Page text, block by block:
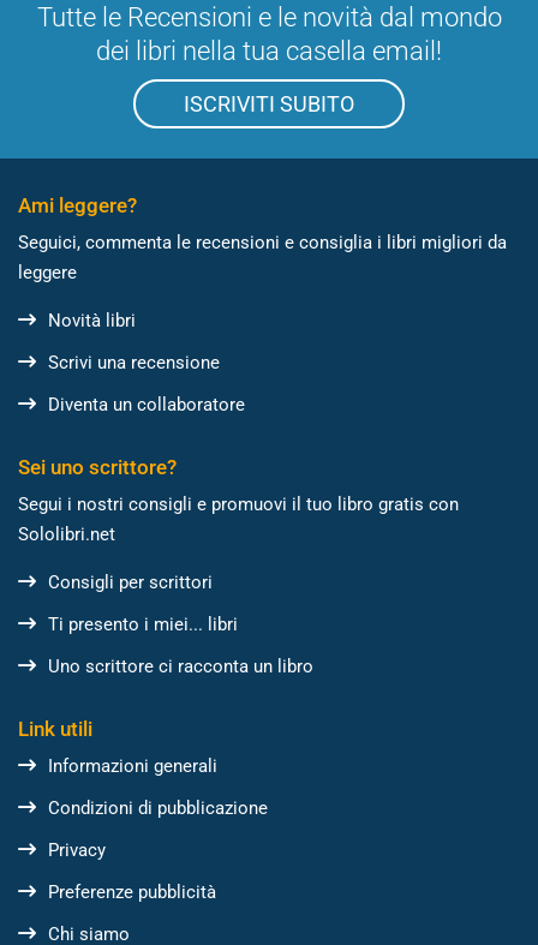
Tutte le Recensioni e le novità dal mondo
dei libri nella tua casella email!
ISCRIVITI SUBITO
Ami leggere?
Seguici, commenta le recensioni e consiglia i libri migliori da
leggere
Novità libri
Scrivi una recensione
Diventa un collaboratore
Sei uno scrittore?
Segui i nostri consigli e promuovi il tuo libro gratis con
Sololibri.net
Consigli per scrittori
Ti presento i miei... libri
Uno scrittore ci racconta un libro
Link utili
Informazioni generali
Condizioni di pubblicazione
Privacy
Preferenze pubblicità
Chi siamo